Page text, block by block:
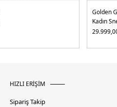
Golden
Kadın
HIZLI ERİŞİM
Sipariş Takip